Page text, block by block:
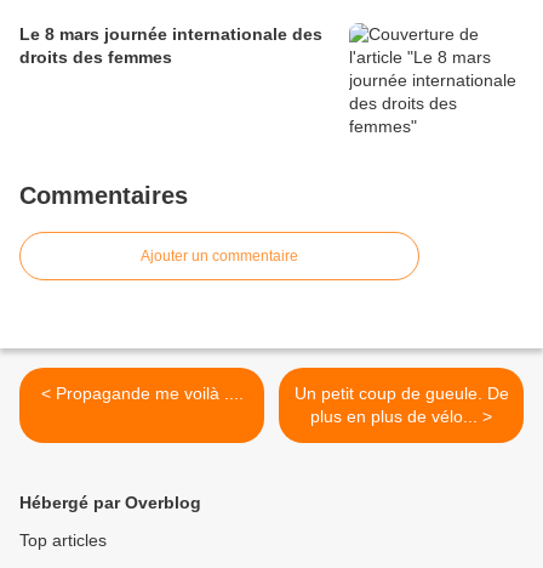
Le 8 mars journée internationale des
droits des femmes
Commentaires
Ajouter un commentaire
< Propagande me voilà ....
Un petit coup de gueule. De
plus en plus de vélo... >
Hébergé par Overblog
Top articles